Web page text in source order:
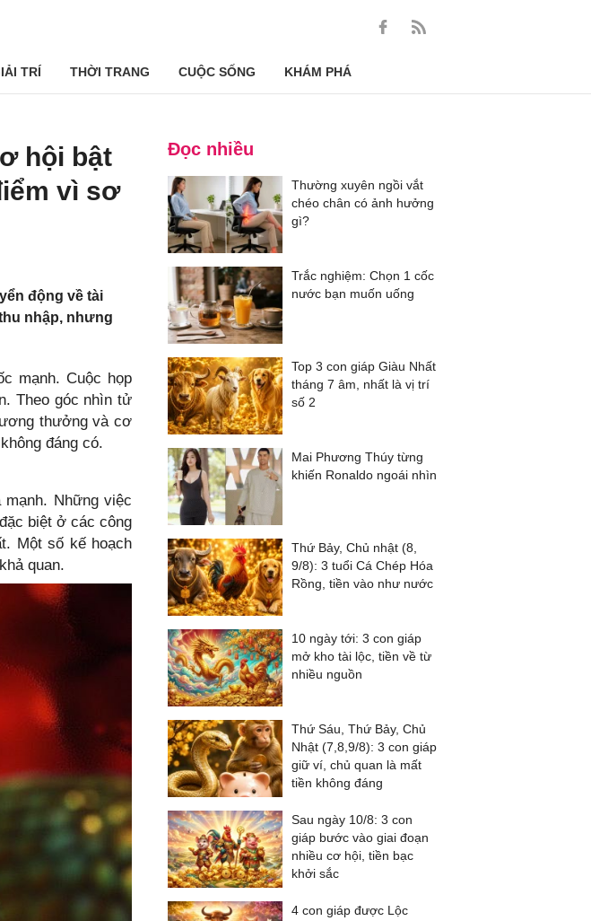
TRÍ THỜI TRANG CUỘC SỐNG KHÁM PHÁ
hội bật
vì sơ
động về tài
nhập, nhưng
mạnh. Cuộc họp
Theo góc nhìn tử
thưởng và cơ
đáng có.
Những việc
biệt ở các công
Một số kế hoạch
quan.
Đọc nhiều
Thường xuyên ngồi vắt
chéo chân có ảnh hưởng
gì?
Trắc nghiệm: Chọn 1 cốc
nước bạn muốn uống
Top 3 con giáp Giàu Nhất
tháng 7 âm, nhất là vị trí
số 2
Mai Phương Thúy từng
khiến Ronaldo ngoái nhìn
Thứ Bảy, Chủ nhật (8,
9/8): 3 tuổi Cá Chép Hóa
Rồng, tiền vào như nước
10 ngày tới: 3 con giáp
mở kho tài lộc, tiền về từ
nhiều nguồn
Thứ Sáu, Thứ Bảy, Chủ
Nhật (7,8,9/8): 3 con giáp
giữ ví, chủ quan là mất
tiền không đáng
Sau ngày 10/8: 3 con
giáp bước vào giai đoạn
nhiều cơ hội, tiền bạc
khởi sắc
4 con giáp được Lộc